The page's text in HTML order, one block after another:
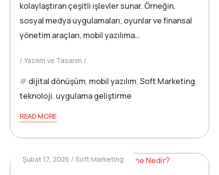
kolaylaştıran çeşitli işlevler sunar. Örneğin,
sosyal medya uygulamaları, oyunlar ve finansal
yönetim araçları, mobil yazılıma…
Yazılım ve Tasarım
dijital dönüşüm, mobil yazılım,Soft Marketing,
teknoloji, uygulama geliştirme
READ MORE
Şubat 17, 2026 Soft Marketing